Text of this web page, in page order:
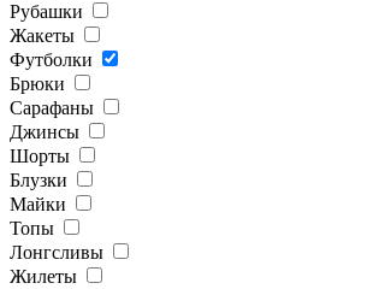
Рубашки
Жакеты
Футболки
Брюки
Сарафаны
Джинсы
Шорты
Блузки
Майки
Топы
Лонгсливы
Жилеты